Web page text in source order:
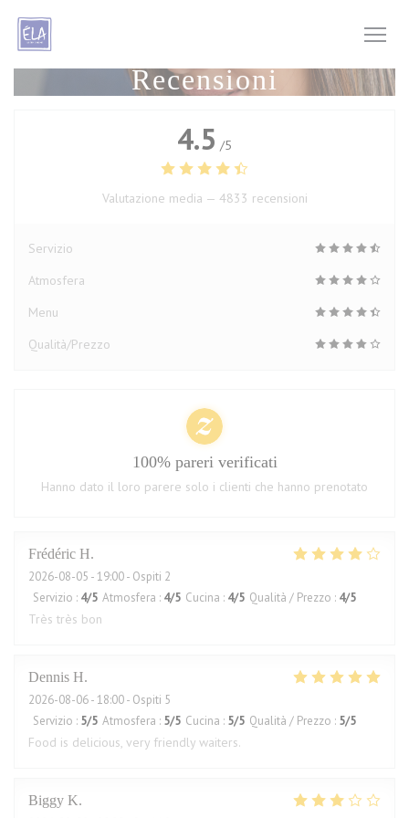
Personalizzazione delle tue scelte sui cookie
Recensioni
Frédéric H
2026-08-05 - 19:00 - Ospiti 2
Servizio : 4/5 Atmosfera : 4/5 Cucina : 4/5 Qualità / Prezzo : 4/5
Très très bon
Dennis H
2026-08-06- 18:00 - Ospiti 5
Servizio : 5/5 Atmosfera : 5/5 Cucina : 5/5 Qualità / Prezzo : 5/5
Food is delicious, very friendly waiters.
Biggy K
4.5 /5
Valutazione media — 4833 recensioni
Servizio
Atmosfera
Menu
Qualità/Prezzo
100% pareri verificati
Hanno dato il loro parere solo i clienti che hanno prenotato